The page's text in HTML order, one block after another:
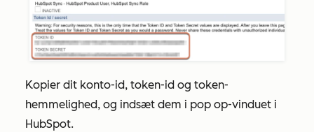
Kopier dit konto-id, token-id og token-
hemmelighed, og indsæt dem i pop op-vinduet i
HubSpot.